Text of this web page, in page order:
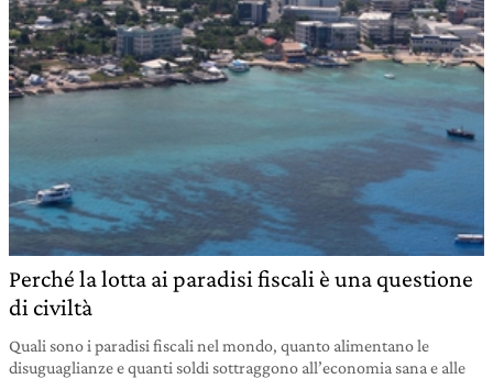
Perché la lotta ai paradisi fiscali è una questione
di civiltà
Quali sono i paradisi fiscali nel mondo, quanto alimentano le
disuguaglianze e quanti soldi sottraggono all’economia sana e alle